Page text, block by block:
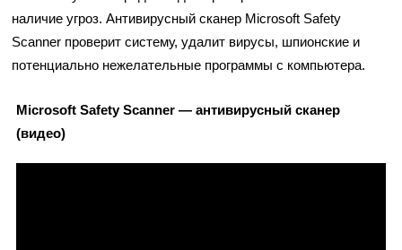
наличие угроз. Антивирусный сканер Microsoft Safety
Scanner проверит систему, удалит вирусы, шпионские и
потенциально нежелательные программы с компьютера.
Microsoft Safety Scanner — антивирусный сканер
(видео)